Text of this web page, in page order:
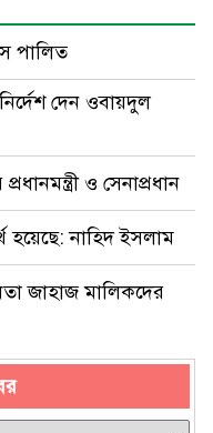
পালিত
দেন ওবায়দুল
ও সেনাপ্রধান
হয়েছে: নাহিদ ইসলাম
জাহাজ মালিকদের